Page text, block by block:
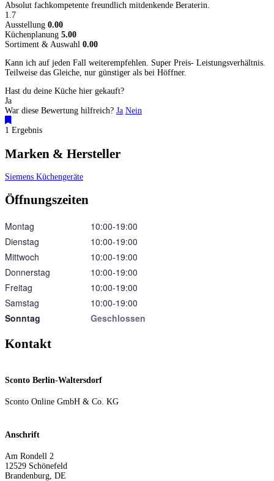
Absolut fachkompetente freundlich mitdenkende Beraterin.
1.7
Ausstellung 0.00
Küchenplanung 5.00
Sortiment & Auswahl 0.00
Kann ich auf jeden Fall weiterempfehlen. Super Preis- Leistungsverhältnis.
Teilweise das Gleiche, nur günstiger als bei Höffner.
Hast du deine Küche hier gekauft?
Ja
War diese Bewertung hilfreich? Ja Nein
1 Ergebnis
Marken & Hersteller
Siemens Küchengeräte
Öffnungszeiten
Montag
10:00‑19:00
Dienstag
10:00‑19:00
Mittwoch
10:00‑19:00
Donnerstag
10:00‑19:00
Freitag
10:00‑19:00
Samstag
10:00‑19:00
Sonntag
Geschlossen
Kontakt
Sconto Berlin-Waltersdorf
Sconto Online GmbH & Co. KG
Anschrift
Am Rondell 2
12529 Schönefeld
Brandenburg DE